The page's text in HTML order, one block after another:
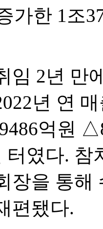
가한 1조
임 2년 만
년 연
억원
터였다. 참
장을 통해
편됐다.